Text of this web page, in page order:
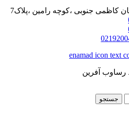
کاظمی جنوبی ،کوچه رامین ،پلاک7
آفرین
جستجو